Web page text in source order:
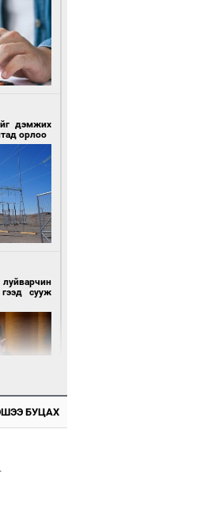
шуурхай
хамтын
дэмжих
орлоо
сууж
БУЦАХ